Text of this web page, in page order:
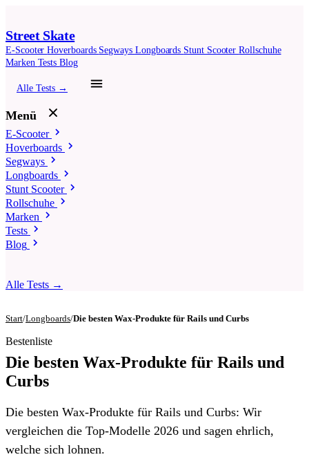
Street Skate
E-ScooterHoverboards Segways Longboards Stunt ScooterRollschuhe
Marken TestsBlog
Alle Tests →
Menü
E-Scooter
Hoverboards
Segways
Longboards
Stunt Scooter
Rollschuhe
Marken
Tests
Blog
Alle Tests →
Start/Longboards/Die besten Wax-Produkte für Rails und Curbs
Bestenliste
Die besten Wax-Produkte für Rails und
Curbs
Die besten Wax-Produkte für Rails und Curbs: Wir
vergleichen die Top-Modelle 2026 und sagen ehrlich,
welche sich lohnen.